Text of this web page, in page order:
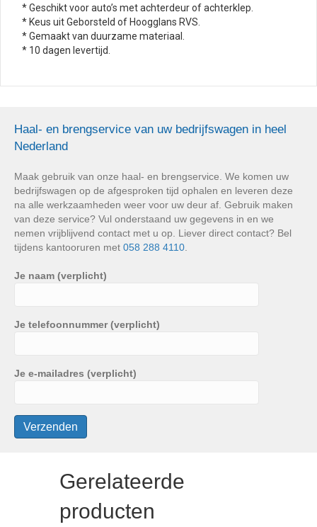
* Geschikt voor auto’s met achterdeur of achterklep.
* Keus uit Geborsteld of Hoogglans RVS.
* Gemaakt van duurzame materiaal.
* 10 dagen levertijd.
Haal- en brengservice van uw bedrijfswagen in heel
Nederland
Maak gebruik van onze haal- en brengservice. We komen uw
bedrijfswagen op de afgesproken tijd ophalen en leveren deze
na alle werkzaamheden weer voor uw deur af. Gebruik maken
van deze service? Vul onderstaand uw gegevens in en we
nemen vrijblijvend contact met u op. Liever direct contact? Bel
tijdens kantooruren met 058 288 4110
Je naam (verplicht)
Je telefoonnummer (verplicht)
Je e-mailadres (verplicht)
Gerelateerde
producten